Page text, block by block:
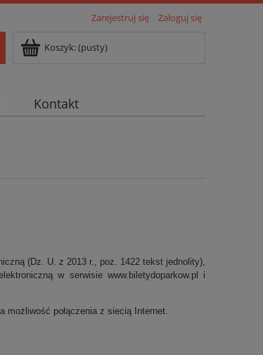
Zarejestruj się Zaloguj się
Koszyk:(pusty)
Kontakt
(Dz. U. z 2013 r., poz. 1422 tekst jednolity),
w serwisie www.biletydoparkow.pl
i
możliwość połączenia z siecią Internet.